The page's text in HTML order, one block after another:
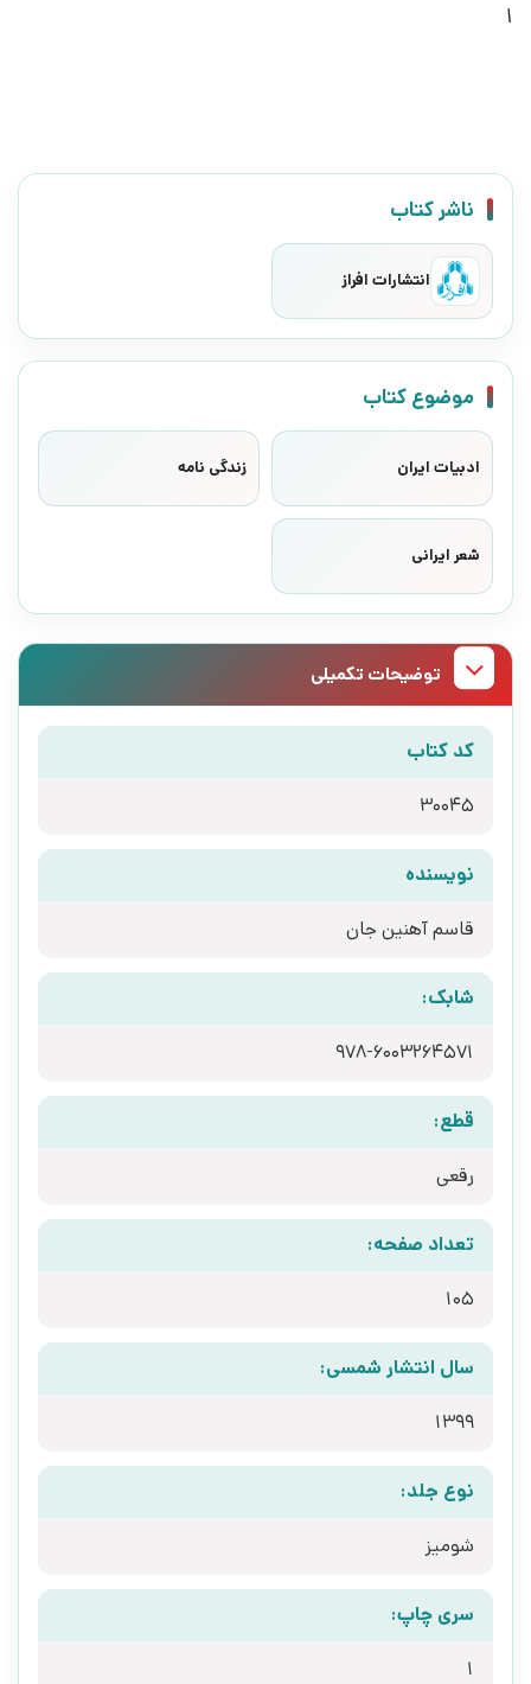
1
ناشر کتاب
انتشارات افراز
موضوع کتاب
ادبیات ایران زندگی نامه
شعر ایرانی
توضیحات تکمیلی
کد کتاب
30045
نویسنده
قاسم آهنین جان
شابک:
978-6003264571
قطع:
رقعی
تعداد صفحه:
105
سال انتشار شمسی:
1399
نوع جلد:
شومیز
سری چاپ:
1